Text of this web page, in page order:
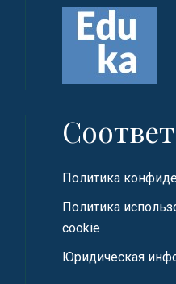
Политика
Политика
cookie
Юридическая